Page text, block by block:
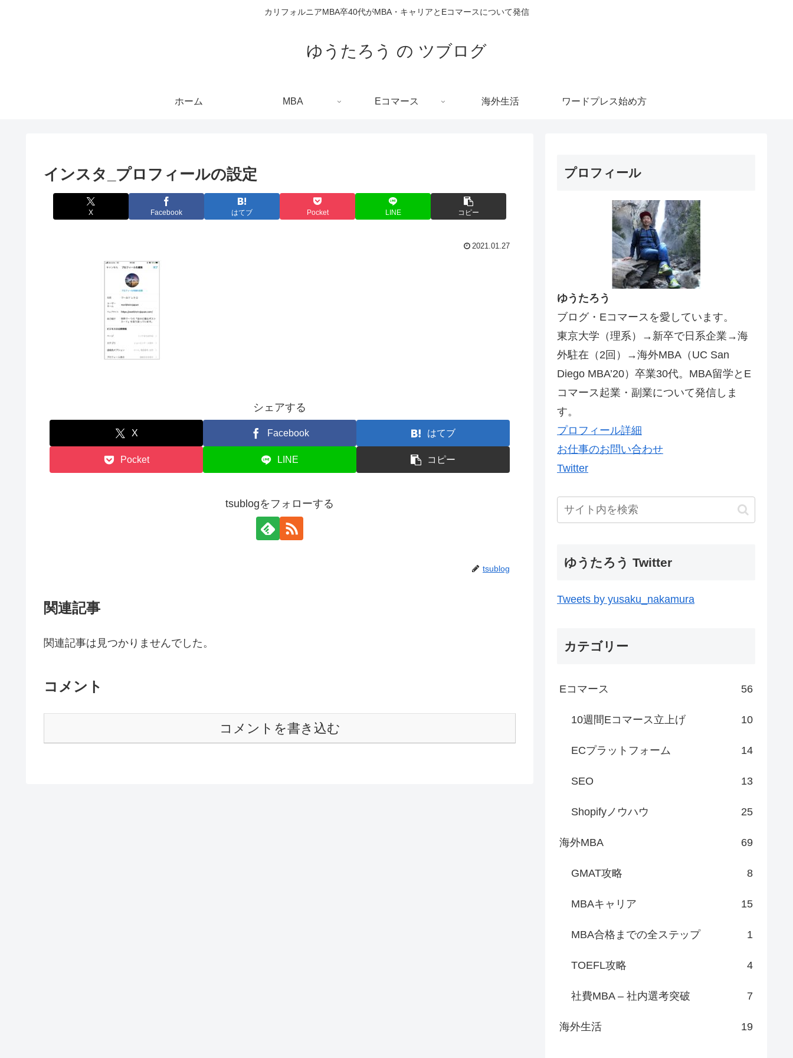
カリフォルニアMBA卒40代がMBA・キャリアとEコマースについて発信
ゆうたろう の ツブログ
ホーム MBA Eコマース 海外生活 ワードプレス始め方
インスタ_プロフィールの設定
X Facebook はてブ Pocket LINE コピー
2021.01.27
シェアする
X Facebook はてブ
Pocket LINE コピー
tsublogをフォローする
tsublog
関連記事
関連記事は見つかりませんでした。
コメント
コメントを書き込む
プロフィール
ゆうたろう
ブログ・Eコマースを愛しています。
東京大学（理系）→新卒で日系企業→海
外駐在（2回）→海外MBA（UC San
Diego MBA’20）卒業30代。MBA留学とE
コマース起業・副業について発信しま
す。
プロフィール詳細
お仕事のお問い合わせ
Twitter
ゆうたろう Twitter
Tweets by yusaku_nakamura
カテゴリー
Eコマース 56
10週間Eコマース立上げ 10
ECプラットフォーム 14
SEO 13
Shopifyノウハウ 25
海外MBA 69
GMAT攻略 8
MBAキャリア 15
MBA合格までの全ステップ 1
TOEFL攻略 4
社費MBA – 社内選考突破 7
海外生活 19